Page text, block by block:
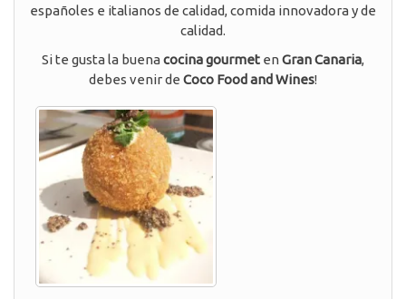
españoles e italianos de calidad, comida innovadora y de
calidad.
Si te gusta la buena cocina gourmet en Gran Canaria,
debes venir de Coco Food and Wines!